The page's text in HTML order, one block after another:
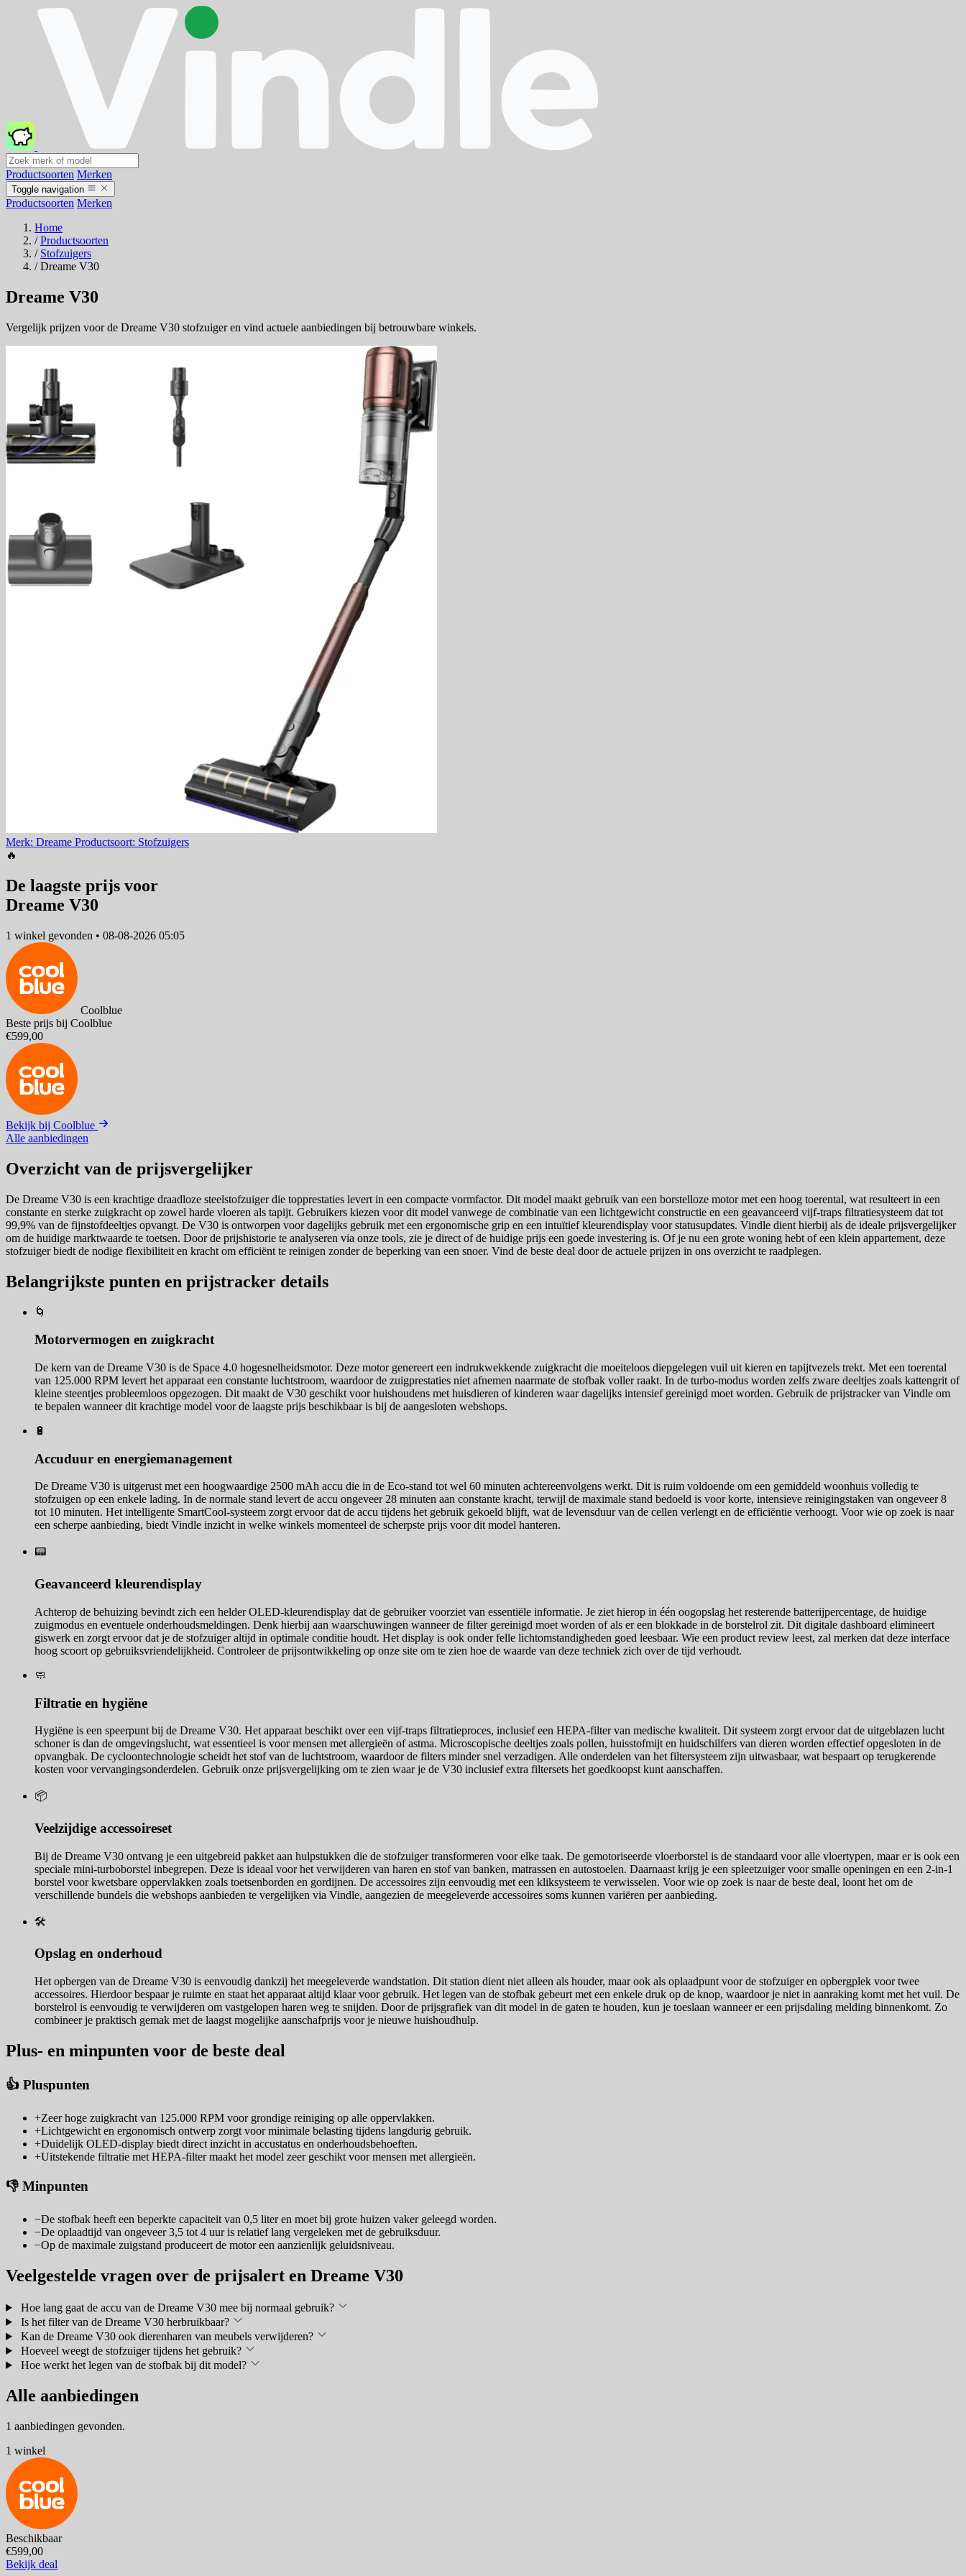
Productsoorten Merken
Toggle navigation
Productsoorten Merken
Home
/ Productsoorten
/ Stofzuigers
/ Dreame V30
Dreame V30
Vergelijk prijzen voor de Dreame V30 stofzuiger en vind actuele aanbiedingen bij betrouwbare winkels.
Merk: Dreame Productsoort: Stofzuigers
🔥
De laagste prijs voor
Dreame V30
1 winkel gevonden • 08-08-2026 05:05
Coolblue
Beste prijs bij Coolblue
€599,00
Bekijk bij Coolblue
Alle aanbiedingen
Overzicht van de prijsvergelijker
De Dreame V30 is een krachtige draadloze steelstofzuiger die topprestaties levert in een compacte vormfactor. Dit model maakt gebruik van een borstelloze motor met een hoog toerental, wat resulteert in een
constante en sterke zuigkracht op zowel harde vloeren als tapijt. Gebruikers kiezen voor dit model vanwege de combinatie van een lichtgewicht constructie en een geavanceerd vijf-traps filtratiesysteem dat tot
99,9% van de fijnstofdeeltjes opvangt. De V30 is ontworpen voor dagelijks gebruik met een ergonomische grip en een intuïtief kleurendisplay voor statusupdates. Vindle dient hierbij als de ideale prijsvergelijker
om de huidige marktwaarde te toetsen. Door de prijshistorie te analyseren via onze tools, zie je direct of de huidige prijs een goede investering is. Of je nu een grote woning hebt of een klein appartement, deze
stofzuiger biedt de nodige flexibiliteit en kracht om efficiënt te reinigen zonder de beperking van een snoer. Vind de beste deal door de actuele prijzen in ons overzicht te raadplegen.
Belangrijkste punten en prijstracker details
🌀
Motorvermogen en zuigkracht
De kern van de Dreame V30 is de Space 4.0 hogesnelheidsmotor. Deze motor genereert een indrukwekkende zuigkracht die moeiteloos diepgelegen vuil uit kieren en tapijtvezels trekt. Met een toerental
van 125.000 RPM levert het apparaat een constante luchtstroom, waardoor de zuigprestaties niet afnemen naarmate de stofbak voller raakt. In de turbo-modus worden zelfs zware deeltjes zoals kattengrit of
kleine steentjes probleemloos opgezogen. Dit maakt de V30 geschikt voor huishoudens met huisdieren of kinderen waar dagelijks intensief gereinigd moet worden. Gebruik de prijstracker van Vindle om
te bepalen wanneer dit krachtige model voor de laagste prijs beschikbaar is bij de aangesloten webshops.
🔋
Accuduur en energiemanagement
De Dreame V30 is uitgerust met een hoogwaardige 2500 mAh accu die in de Eco-stand tot wel 60 minuten achtereenvolgens werkt. Dit is ruim voldoende om een gemiddeld woonhuis volledig te
stofzuigen op een enkele lading. In de normale stand levert de accu ongeveer 28 minuten aan constante kracht, terwijl de maximale stand bedoeld is voor korte, intensieve reinigingstaken van ongeveer 8
tot 10 minuten. Het intelligente SmartCool-systeem zorgt ervoor dat de accu tijdens het gebruik gekoeld blijft, wat de levensduur van de cellen verlengt en de efficiëntie verhoogt. Voor wie op zoek is naar
een scherpe aanbieding, biedt Vindle inzicht in welke winkels momenteel de scherpste prijs voor dit model hanteren.
📟
Geavanceerd kleurendisplay
Achterop de behuizing bevindt zich een helder OLED-kleurendisplay dat de gebruiker voorziet van essentiële informatie. Je ziet hierop in één oogopslag het resterende batterijpercentage, de huidige
zuigmodus en eventuele onderhoudsmeldingen. Denk hierbij aan waarschuwingen wanneer de filter gereinigd moet worden of als er een blokkade in de borstelrol zit. Dit digitale dashboard elimineert
giswerk en zorgt ervoor dat je de stofzuiger altijd in optimale conditie houdt. Het display is ook onder felle lichtomstandigheden goed leesbaar. Wie een product review leest, zal merken dat deze interface
hoog scoort op gebruiksvriendelijkheid. Controleer de prijsontwikkeling op onze site om te zien hoe de waarde van deze techniek zich over de tijd verhoudt.
🧼
Filtratie en hygiëne
Hygiëne is een speerpunt bij de Dreame V30. Het apparaat beschikt over een vijf-traps filtratieproces, inclusief een HEPA-filter van medische kwaliteit. Dit systeem zorgt ervoor dat de uitgeblazen lucht
schoner is dan de omgevingslucht, wat essentieel is voor mensen met allergieën of astma. Microscopische deeltjes zoals pollen, huisstofmijt en huidschilfers van dieren worden effectief opgesloten in de
opvangbak. De cycloontechnologie scheidt het stof van de luchtstroom, waardoor de filters minder snel verzadigen. Alle onderdelen van het filtersysteem zijn uitwasbaar, wat bespaart op terugkerende
kosten voor vervangingsonderdelen. Gebruik onze prijsvergelijking om te zien waar je de V30 inclusief extra filtersets het goedkoopst kunt aanschaffen.
📦
Veelzijdige accessoireset
Bij de Dreame V30 ontvang je een uitgebreid pakket aan hulpstukken die de stofzuiger transformeren voor elke taak. De gemotoriseerde vloerborstel is de standaard voor alle vloertypen, maar er is ook een
speciale mini-turboborstel inbegrepen. Deze is ideaal voor het verwijderen van haren en stof van banken, matrassen en autostoelen. Daarnaast krijg je een spleetzuiger voor smalle openingen en een 2-in-1
borstel voor kwetsbare oppervlakken zoals toetsenborden en gordijnen. De accessoires zijn eenvoudig met een kliksysteem te verwisselen. Voor wie op zoek is naar de beste deal, loont het om de
verschillende bundels die webshops aanbieden te vergelijken via Vindle, aangezien de meegeleverde accessoires soms kunnen variëren per aanbieding.
🛠️
Opslag en onderhoud
Het opbergen van de Dreame V30 is eenvoudig dankzij het meegeleverde wandstation. Dit station dient niet alleen als houder, maar ook als oplaadpunt voor de stofzuiger en opbergplek voor twee
accessoires. Hierdoor bespaar je ruimte en staat het apparaat altijd klaar voor gebruik. Het legen van de stofbak gebeurt met een enkele druk op de knop, waardoor je niet in aanraking komt met het vuil. De
borstelrol is eenvoudig te verwijderen om vastgelopen haren weg te snijden. Door de prijsgrafiek van dit model in de gaten te houden, kun je toeslaan wanneer er een prijsdaling melding binnenkomt. Zo
combineer je praktisch gemak met de laagst mogelijke aanschafprijs voor je nieuwe huishoudhulp.
Plus- en minpunten voor de beste deal
👍 Pluspunten
+Zeer hoge zuigkracht van 125.000 RPM voor grondige reiniging op alle oppervlakken.
+Lichtgewicht en ergonomisch ontwerp zorgt voor minimale belasting tijdens langdurig gebruik.
+Duidelijk OLED-display biedt direct inzicht in accustatus en onderhoudsbehoeften.
+Uitstekende filtratie met HEPA-filter maakt het model zeer geschikt voor mensen met allergieën.
👎 Minpunten
−De stofbak heeft een beperkte capaciteit van 0,5 liter en moet bij grote huizen vaker geleegd worden.
−De oplaadtijd van ongeveer 3,5 tot 4 uur is relatief lang vergeleken met de gebruiksduur.
−Op de maximale zuigstand produceert de motor een aanzienlijk geluidsniveau.
Veelgestelde vragen over de prijsalert en Dreame V30
Hoe lang gaat de accu van de Dreame V30 mee bij normaal gebruik?
Is het filter van de Dreame V30 herbruikbaar?
Kan de Dreame V30 ook dierenharen van meubels verwijderen?
Hoeveel weegt de stofzuiger tijdens het gebruik?
Hoe werkt het legen van de stofbak bij dit model?
Alle aanbiedingen
1 aanbiedingen gevonden.
1 winkel
Beschikbaar
€599,00
Bekijk deal